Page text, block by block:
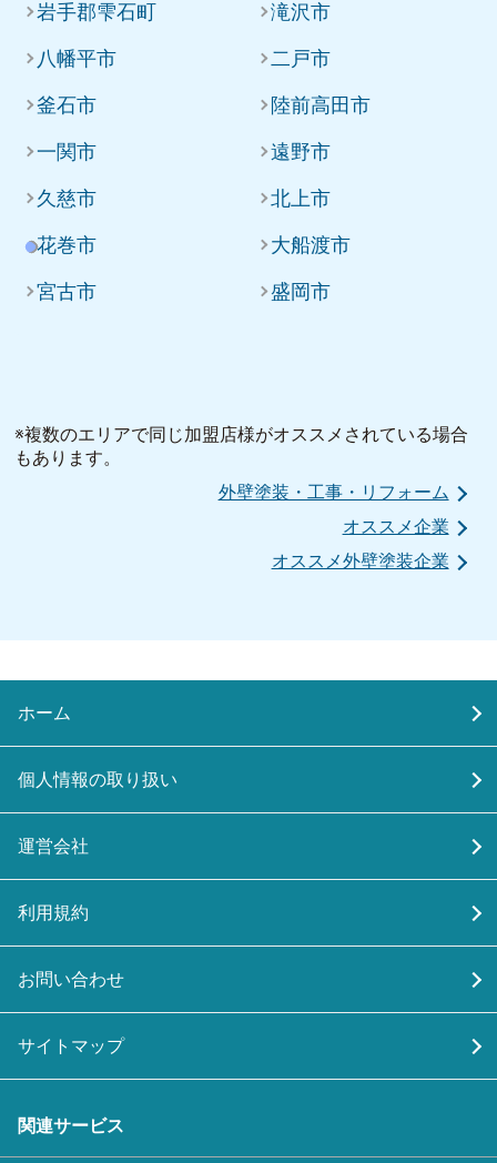
岩手郡雫石町 滝沢市
八幡平市 二戸市
釜石市 陸前高田市
一関市 遠野市
久慈市 北上市
花巻市 大船渡市
宮古市 盛岡市
※複数のエリアで同じ加盟店様がオススメされている場合
もあります。
外壁塗装・工事・リフォーム
オススメ企業
オススメ外壁塗装企業
ホーム
個人情報の取り扱い
運営会社
利用規約
お問い合わせ
サイトマップ
関連サービス